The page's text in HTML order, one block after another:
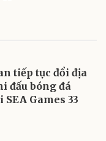
tiếp tục đổi địa
đấu bóng đá
SEA Games 33